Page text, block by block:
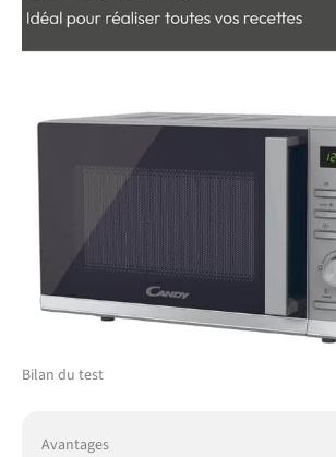
Bilan du test
Avantages